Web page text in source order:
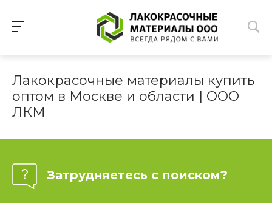
Лакокрасочные материалы купить
оптом в Москве и области | ООО
ЛКМ
Затрудняетесь с поиском?